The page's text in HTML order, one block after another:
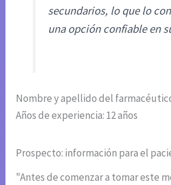
secundarios, lo que lo
una opción confiable en
Nombre y apellido del
Años de experiencia: 12 años
Prospecto: información para el
"Antes de comenzar a tomar este